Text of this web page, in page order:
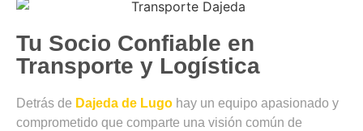
Tu Socio Confiable en
Transporte y Logística
Detrás de Dajeda de Lugo hay un equipo apasionado y
comprometido que comparte una visión común de